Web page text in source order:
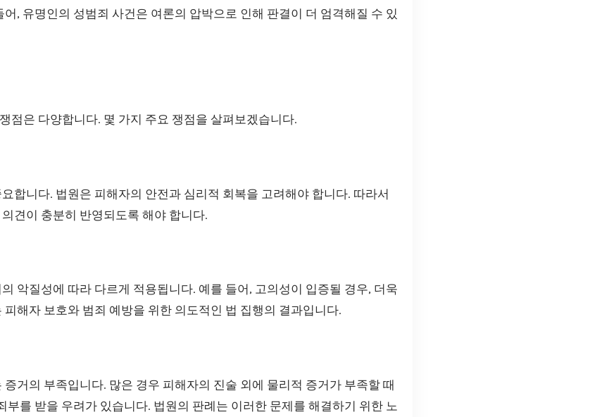
, 유명인의 성범죄 사건은 여론의 압박으로 인해 판결이 더 엄격해질 수 있
점은 다양합니다. 몇 가지 주요 쟁점을 살펴보겠습니다.
합니다. 법원은 피해자의 안전과 심리적 회복을 고려해야 합니다. 따라서
견이 충분히 반영되도록 해야 합니다.
악질성에 따라 다르게 적용됩니다. 예를 들어, 고의성이 입증될 경우, 더욱
해자 보호와 범죄 예방을 위한 의도적인 법 집행의 결과입니다.
거의 부족입니다. 많은 경우 피해자의 진술 외에 물리적 증거가 부족할 때
부를 받을 우려가 있습니다. 법원의 판례는 이러한 문제를 해결하기 위한 노